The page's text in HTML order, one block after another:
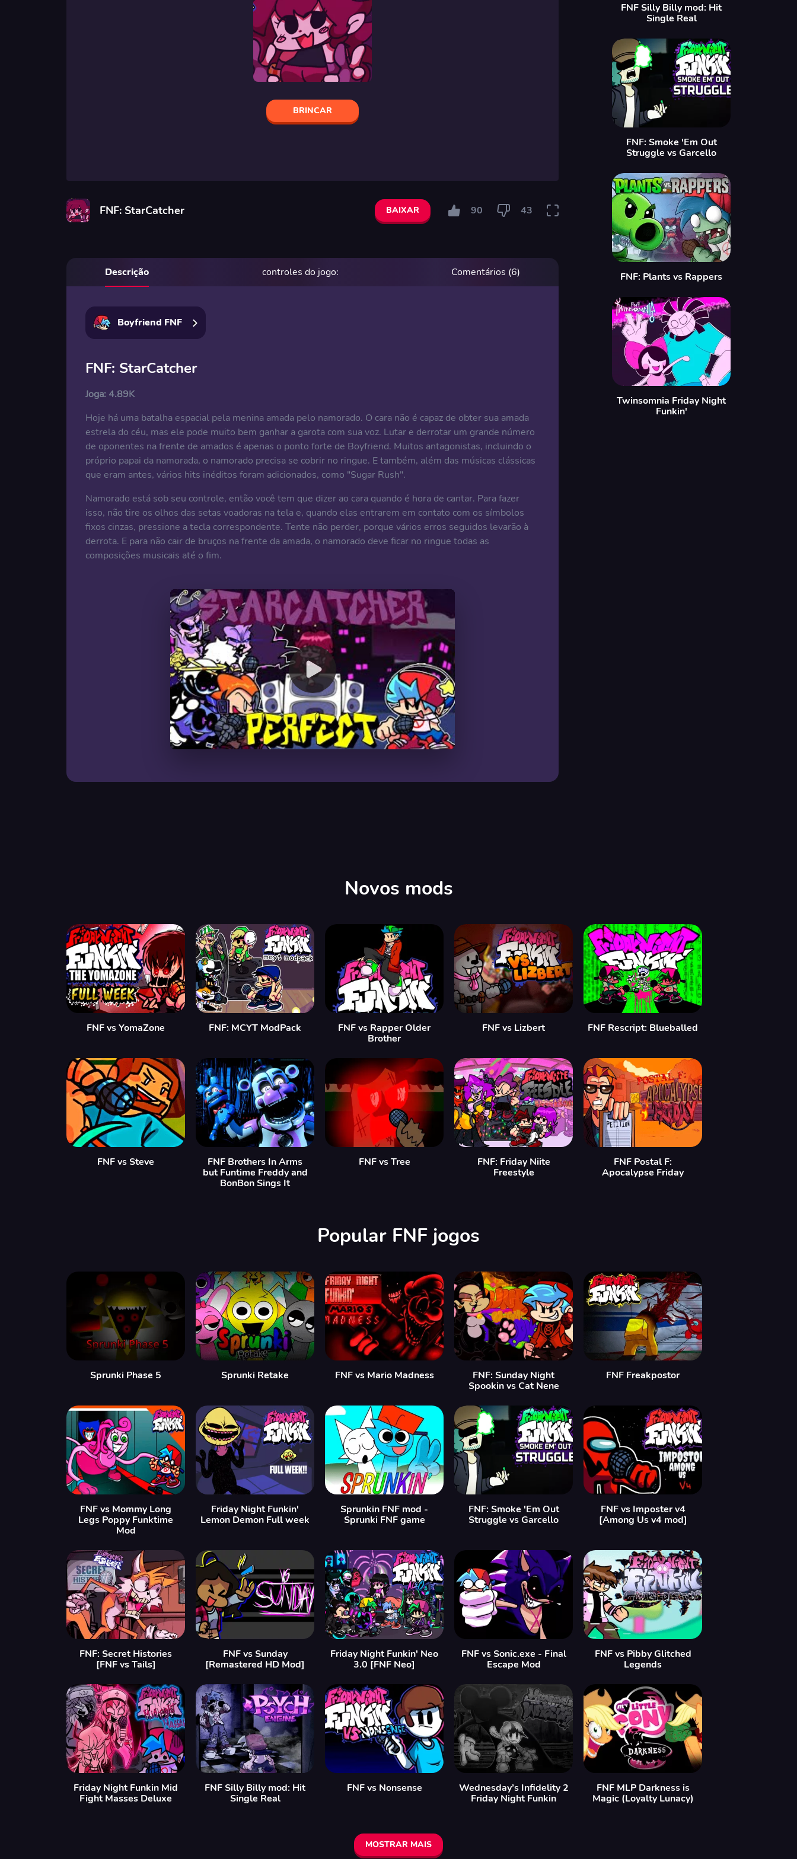
BRINCAR
FNF: StarCatcher BAIXAR 90 43
Descrição controles do jogo: Comentários (6)
Boyfriend FNF
FNF: StarCatcher
Joga: 4.89K
Hoje há uma batalha espacial pela menina amada pelo namorado. O cara não é capaz de obter sua amada
estrela do céu, mas ele pode muito bem ganhar a garota com sua voz. Lutar e derrotar um grande número
de oponentes na frente de amados é apenas o ponto forte de Boyfriend. Muitos antagonistas, incluindo o
próprio papai da namorada, o namorado precisa se cobrir no ringue. E também, além das músicas clássicas
que eram antes, vários hits inéditos foram adicionados, como "Sugar Rush".
Namorado está sob seu controle, então você tem que dizer ao cara quando é hora de cantar. Para fazer
isso, não tire os olhos das setas voadoras na tela e, quando elas entrarem em contato com os símbolos
fixos cinzas, pressione a tecla correspondente. Tente não perder, porque vários erros seguidos levarão à
derrota. E para não cair de bruços na frente da amada, o namorado deve ficar no ringue todas as
composições musicais até o fim.
FNF Silly Billy mod: Hit
Single Real
FNF: Smoke 'Em Out
Struggle vs Garcello
FNF: Plants vs Rappers
Twinsomnia Friday Night
Funkin'
Novos mods
FNF vs YomaZone FNF: MCYT ModPack
FNF vs Rapper Older
Brother
FNF vs Lizbert FNF Rescript: Blueballed
FNF vs Steve
FNF Brothers In Arms
but Funtime Freddy and
BonBon Sings It
FNF vs Tree
FNF: Friday Niite
Freestyle
FNF Postal F:
Apocalypse Friday
Popular FNF jogos
Sprunki Phase 5 Sprunki Retake FNF vs Mario Madness
FNF: Sunday Night
Spookin vs Cat Nene
FNF Freakpostor
FNF vs Mommy Long
Legs Poppy Funktime
Mod
Friday Night Funkin'
Lemon Demon Full week
Sprunkin FNF mod -
Sprunki FNF game
FNF: Smoke 'Em Out
Struggle vs Garcello
FNF vs Imposter v4
[Among Us v4 mod]
FNF: Secret Histories
[FNF vs Tails]
FNF vs Sunday
[Remastered HD Mod]
Friday Night Funkin' Neo
3.0 [FNF Neo]
FNF vs Sonic.exe - Final
Escape Mod
FNF vs Pibby Glitched
Legends
Friday Night Funkin Mid
Fight Masses Deluxe
FNF Silly Billy mod: Hit
Single Real
FNF vs Nonsense
Wednesday’s Infidelity 2
Friday Night Funkin
FNF MLP Darkness is
Magic (Loyalty Lunacy)
MOSTRAR MAIS